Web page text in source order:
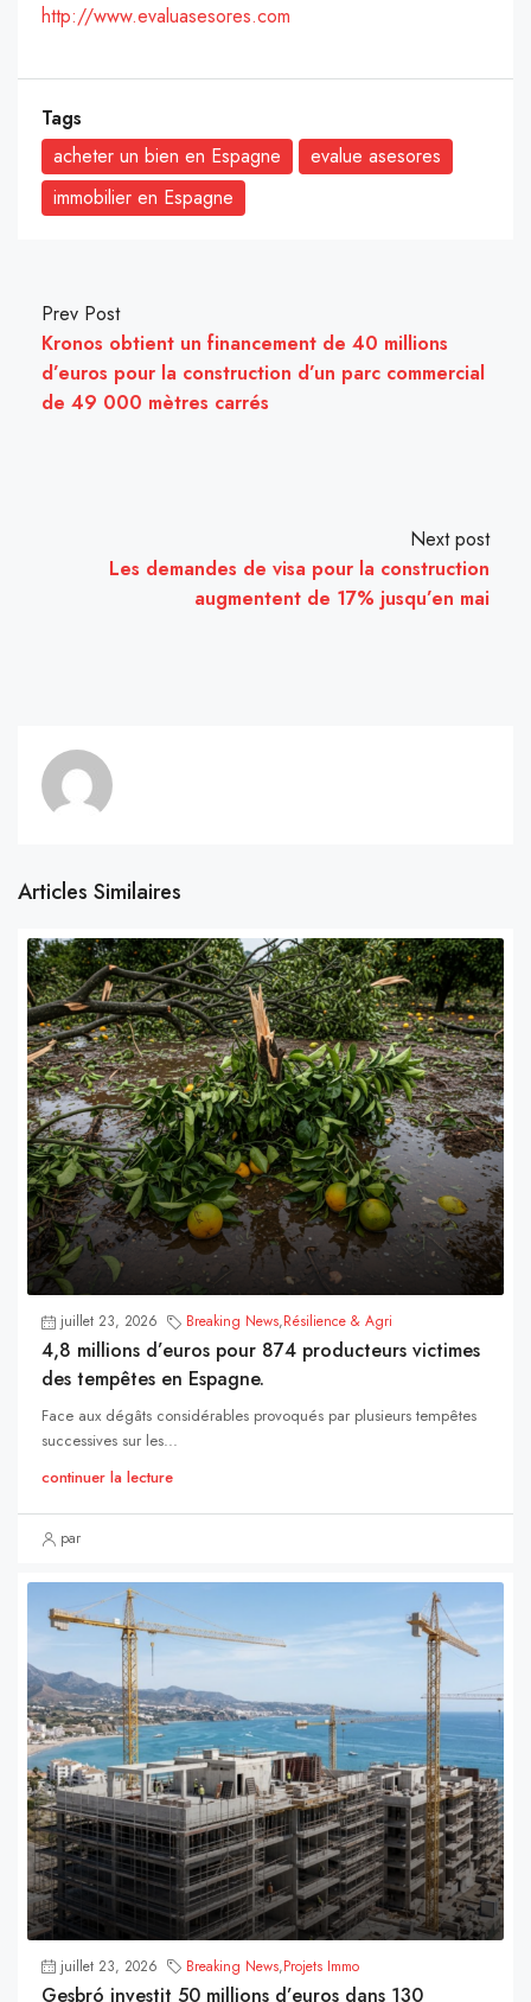
http://www.evaluasesores.com
Tags
acheter un bien en Espagne
evalue asesores
immobilier en Espagne
Prev Post
Kronos obtient un financement de 40 millions
d’euros pour la construction d’un parc commercial
de 49 000 mètres carrés
Next post
Les demandes de visa pour la construction
augmentent de 17% jusqu’en mai
Articles Similaires
juillet 23, 2026 Breaking News,Résilience & Agri
4,8 millions d’euros pour 874 producteurs victimes
des tempêtes en Espagne.
Face aux dégâts considérables provoqués par plusieurs tempêtes
successives sur les...
continuer la lecture
par
juillet 23, 2026 Breaking News,Projets Immo
Gesbró investit 50 millions d’euros dans 130